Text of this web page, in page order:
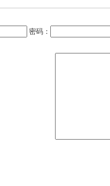
密码：